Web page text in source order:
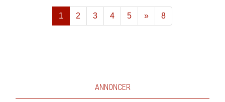
1 2 3 4 5
»
Næste
8
ANNONCER